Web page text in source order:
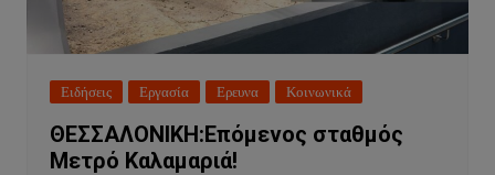
Ειδήσεις Εργασία Ερευνα Κοινωνικά
ΘΕΣΣΑΛΟΝΙΚΗ:Επόμενος σταθμός
Μετρό Καλαμαριά!